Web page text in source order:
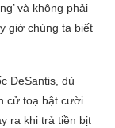
và không phải
giờ chúng ta biết
DeSantis, dù
cử toạ bật cười
ra khi trả tiền bịt